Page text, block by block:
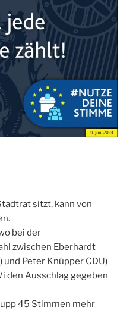
sitzt, kann von
bei der
zwischen Eberhardt
Peter Knüpper CDU)
den Ausschlag gegeben
45 Stimmen mehr